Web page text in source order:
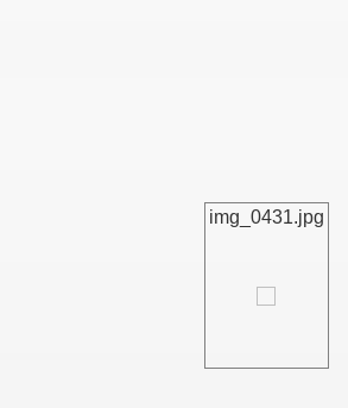
img_0431.jpg